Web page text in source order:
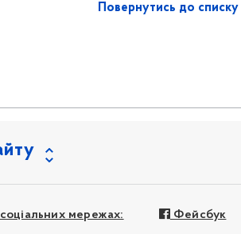
Повернутись до списку
мережах: Фейсбук